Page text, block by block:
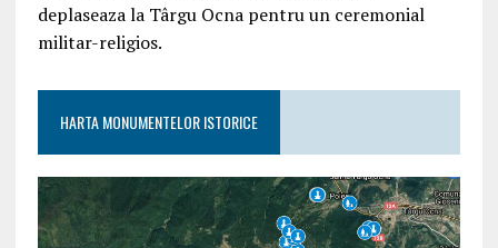
deplaseaza la Târgu Ocna pentru un ceremonial
militar-religios.
HARTA MONUMENTELOR ISTORICE